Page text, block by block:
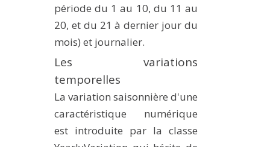
période du 1 au 10, du 11 au
20, et du 21 à dernier jour du
mois) et journalier.
Les variations
temporelles
La variation saisonnière d'une
caractéristique numérique
est introduite par la classe